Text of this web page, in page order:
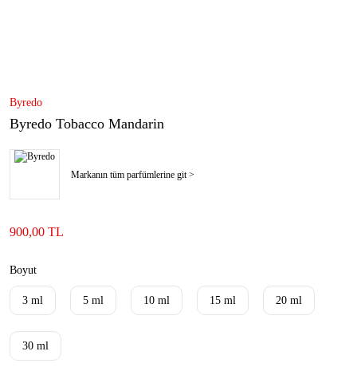
Byredo
Byredo Tobacco Mandarin
Markanın tüm parfümlerine git >
900,00 TL
Boyut
3 ml 5 ml 10 ml 15 ml 20 ml
30 ml